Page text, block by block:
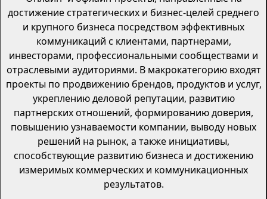
достижение стратегических и бизнес-целей среднего
и крупного бизнеса посредством эффективных
коммуникаций с клиентами, партнерами,
инвесторами, профессиональными сообществами и
отраслевыми аудиториями. В макрокатегорию входят
проекты по продвижению брендов, продуктов и услуг,
укреплению деловой репутации, развитию
партнерских отношений, формированию доверия,
повышению узнаваемости компании, выводу новых
решений на рынок, а также инициативы,
способствующие развитию бизнеса и достижению
измеримых коммерческих и коммуникационных
результатов.